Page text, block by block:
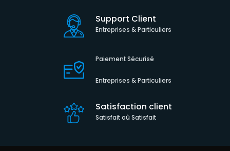
Support Client
Entreprises & Particuliers
Paiement Sécurisé
Entreprises & Particuliers
Satisfaction client
Satisfait où Satisfait